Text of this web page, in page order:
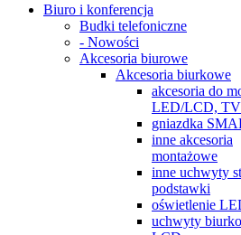
Biuro i konferencja
Budki telefoniczne
- Nowości
Akcesoria biurowe
Akcesoria biurkowe
akcesoria do
LED/LCD, TV
gniazdka
inne akcesoria
montażowe
inne uchwyty
podstawki
oświetlenie
uchwyty